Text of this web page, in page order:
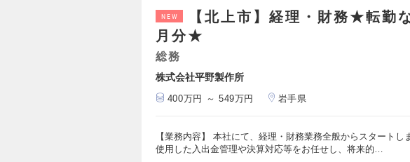
NEW
【北上市】経理・財務★転勤
月分★
総務
株式会社平野製作所
400万円 ～ 549万円 岩手県
【業務内容】 本社にて、経理・財務業務全般からスタートし
使用した入出金管理や決算対応等をお任せし、将来的…